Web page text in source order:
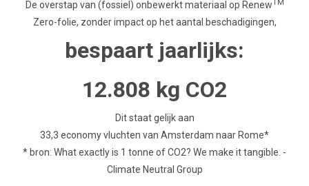
De overstap van (fossiel) onbewerkt materiaal op Renew TM
Zero-folie, zonder impact op het aantal beschadigingen,
bespaart jaarlijks:
12.808 kg CO2
Dit staat gelijk aan
33,3 economy vluchten van Amsterdam naar Rome*
* bron: What exactly is 1 tonne of CO2? We make it tangible. -
Climate Neutral Group